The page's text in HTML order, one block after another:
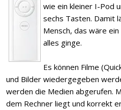
wie ein kleiner I-Pod
sechs Tasten. Damit
Mensch, das wäre
alles ginge.
Es können Filme
und Bilder wiedergegeben
werden die Medien abgerufen.
dem Rechner liegt und korrekt